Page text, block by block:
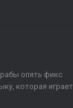
опять фикс
которая играет